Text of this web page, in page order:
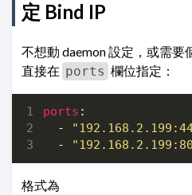
定 Bind IP
不想動 daemon 設定，或需要
直接在 ports 欄位指定：
ports :
-
-
格式為